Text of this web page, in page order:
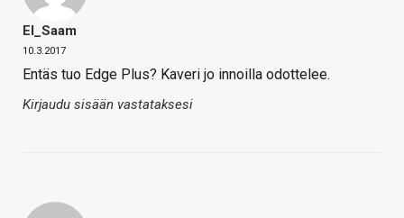
El_Saam
10.3.2017
Entäs tuo Edge Plus? Kaveri jo innoilla odottelee.
Kirjaudu sisään vastataksesi